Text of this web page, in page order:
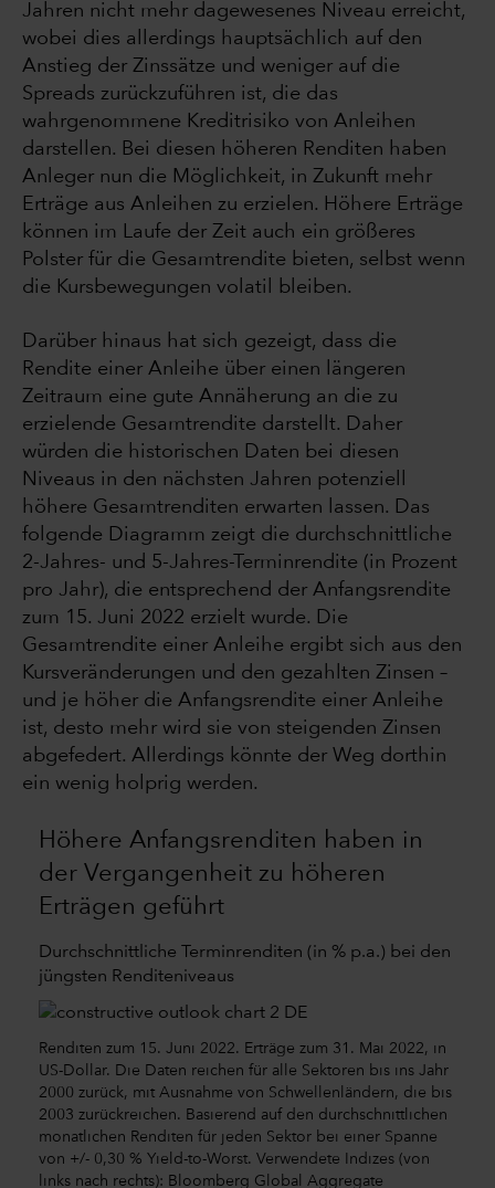
Jahren nicht mehr dagewesenes Niveau erreicht,
wobei dies allerdings hauptsächlich auf den
Anstieg der Zinssätze und weniger auf die
Spreads zurückzuführen ist, die das
wahrgenommene Kreditrisiko von Anleihen
darstellen. Bei diesen höheren Renditen haben
Anleger nun die Möglichkeit, in Zukunft mehr
Erträge aus Anleihen zu erzielen. Höhere Erträge
können im Laufe der Zeit auch ein größeres
Polster für die Gesamtrendite bieten, selbst wenn
die Kursbewegungen volatil bleiben.
Darüber hinaus hat sich gezeigt, dass die
Rendite einer Anleihe über einen längeren
Zeitraum eine gute Annäherung an die zu
erzielende Gesamtrendite darstellt. Daher
würden die historischen Daten bei diesen
Niveaus in den nächsten Jahren potenziell
höhere Gesamtrenditen erwarten lassen. Das
folgende Diagramm zeigt die durchschnittliche
2-Jahres- und 5-Jahres-Terminrendite (in Prozent
pro Jahr), die entsprechend der Anfangsrendite
zum 15. Juni 2022 erzielt wurde. Die
Gesamtrendite einer Anleihe ergibt sich aus den
Kursveränderungen und den gezahlten Zinsen –
und je höher die Anfangsrendite einer Anleihe
ist, desto mehr wird sie von steigenden Zinsen
abgefedert. Allerdings könnte der Weg dorthin
ein wenig holprig werden.
Höhere Anfangsrenditen haben in
der Vergangenheit zu höheren
Erträgen geführt
Durchschnittliche Terminrenditen (in % p.a.) bei den
jüngsten Renditeniveaus
Renditen zum 15. Juni 2022. Erträge zum 31. Mai 2022, in
US-Dollar. Die Daten reichen für alle Sektoren bis ins Jahr
2000 zurück, mit Ausnahme von Schwellenländern, die bis
2003 zurückreichen. Basierend auf den durchschnittlichen
monatlichen Renditen für jeden Sektor bei einer Spanne
von +/- 0,30 % Yield-to-Worst. Verwendete Indizes (von
links nach rechts): Bloomberg Global Aggregate